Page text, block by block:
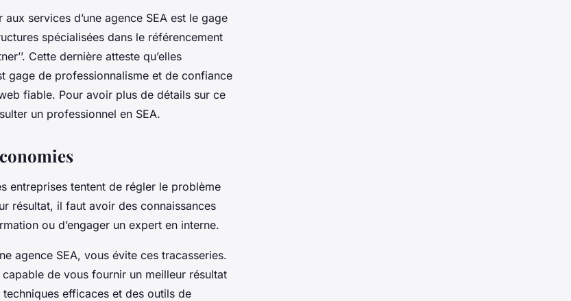
services d’une agence SEA est le gage
spécialisées dans le référencement
Cette dernière atteste qu’elles
gage de professionnalisme et de confiance
fiable. Pour avoir plus de détails sur ce
un professionnel en SEA.
entreprises tentent de régler le problème
résultat, il faut avoir des connaissances
ou d’engager un expert en interne.
agence SEA, vous évite ces tracasseries.
de vous fournir un meilleur résultat
efficaces et des outils de